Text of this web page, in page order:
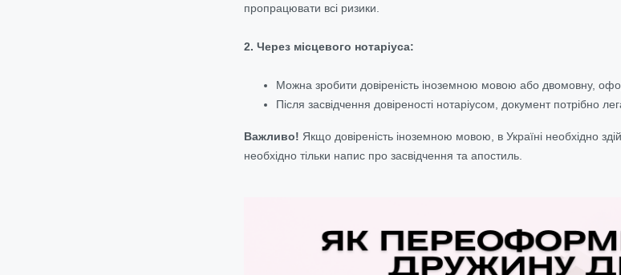
пропрацювати всі ризики.
2. Через місцевого нотаріуса:
Можна зробити довіреність іноземною мовою або двомовну,
Після засвідчення довіреності нотаріусом, документ потрібно
Важливо! Якщо довіреність іноземною мовою, в Україні необхідно
необхідно тільки напис про засвідчення та апостиль.